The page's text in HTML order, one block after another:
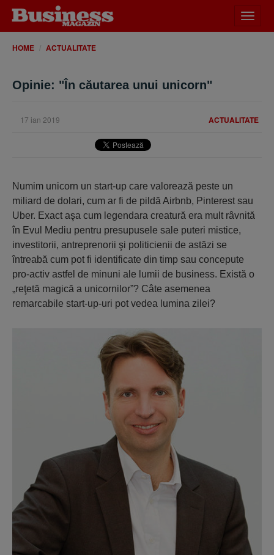
meniu
HOME ACTUALITATE
Opinie: "În căutarea unui unicorn"
ACTUALITATE
17 ian 2019
Numim unicorn un start-up care valorează peste un
miliard de dolari, cum ar fi de pildă Airbnb, Pinterest sau
Uber. Exact aşa cum legendara creatură era mult râvnită
în Evul Mediu pentru presupusele sale puteri mistice,
investitorii, antreprenorii şi politicienii de astăzi se
întreabă cum pot fi identificate din timp sau concepute
pro-activ astfel de minuni ale lumii de business. Există o
„reţetă magică a unicornilor”? Câte asemenea
remarcabile start-up-uri pot vedea lumina zilei?